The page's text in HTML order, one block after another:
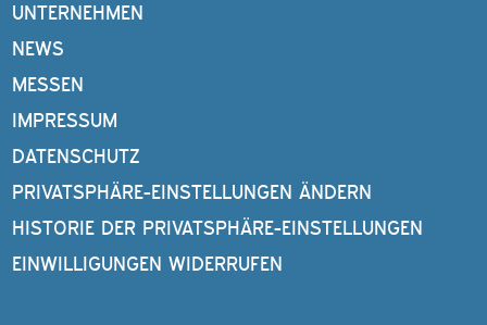
UNTERNEHMEN
NEWS
MESSEN
IMPRESSUM
DATENSCHUTZ
PRIVATSPHÄRE-EINSTELLUNGEN ÄNDERN
HISTORIE DER PRIVATSPHÄRE-EINSTELLUNGEN
EINWILLIGUNGEN WIDERRUFEN